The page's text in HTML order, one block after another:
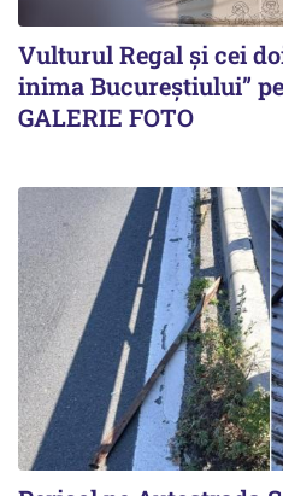
Vulturul Regal și cei
inima Bucureștiului”
GALERIE FOTO